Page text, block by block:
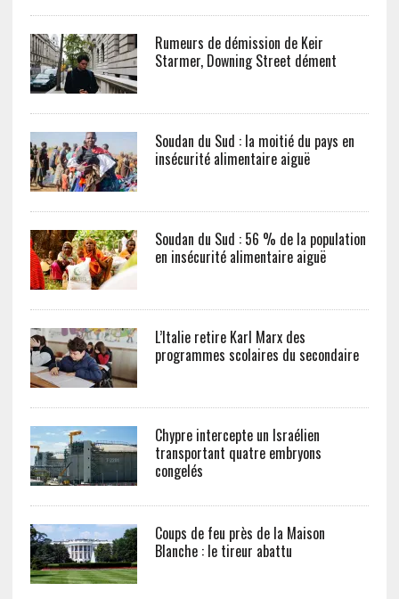
Rumeurs de démission de Keir
Starmer, Downing Street dément
Soudan du Sud : la moitié du pays en
insécurité alimentaire aiguë
Soudan du Sud : 56 % de la population
en insécurité alimentaire aiguë
L’Italie retire Karl Marx des
programmes scolaires du secondaire
Chypre intercepte un Israélien
transportant quatre embryons
congelés
Coups de feu près de la Maison
Blanche : le tireur abattu